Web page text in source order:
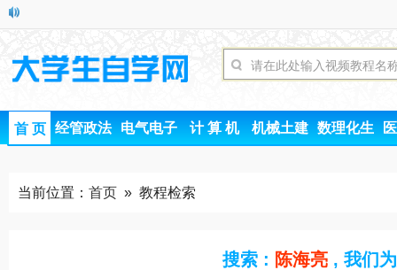
首 页 经管政法 电气电子 计 算 机 机械土建 数理化生
当前位置： 首页 » 教程检索
搜索 : 陈海亮 , 我们